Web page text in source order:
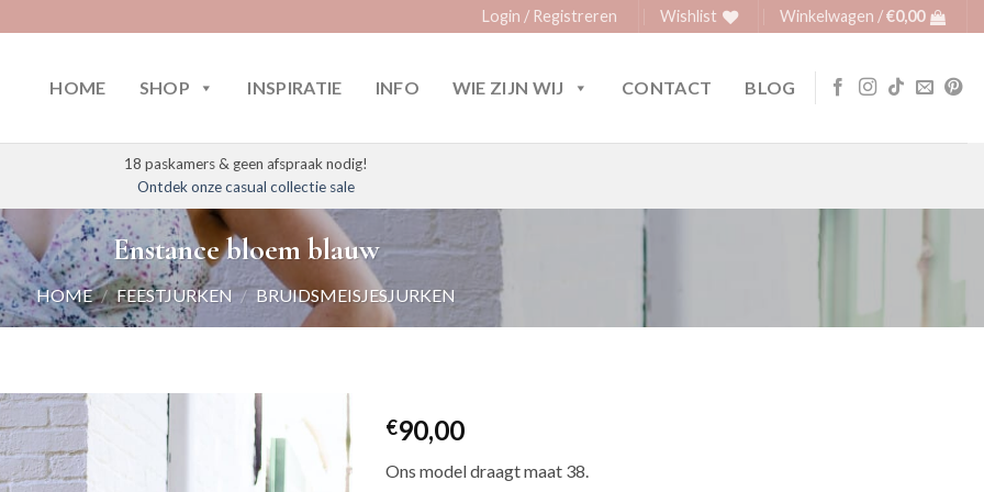
Login / Registreren Wishlist Winkelwagen /€0,00
HOME SHOP INSPIRATIE INFO WIE ZIJN WIJ CONTACT BLOG
18 paskamers & geen afspraak nodig!
Ontdek onze casual collectie sale
Enstance bloem blauw
HOME / FEESTJURKEN / BRUIDSMEISJESJURKEN
€90,00
Ons model draagt maat 38.